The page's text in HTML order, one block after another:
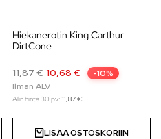
Hiekanerotin King Carthur
DirtCone
11,87€10,68 € -10%
Alin hinta 30 pv: 11,87€
LISÄÄ OSTOSKORIIN